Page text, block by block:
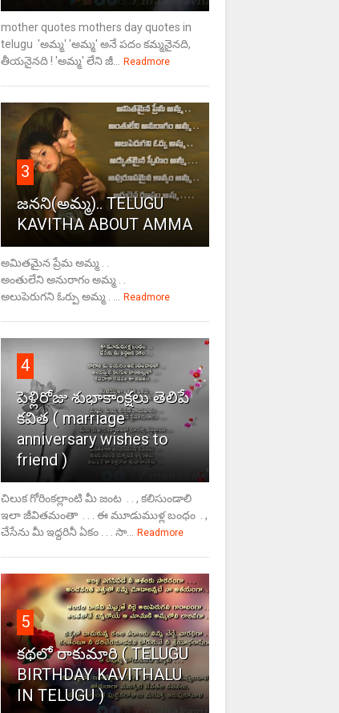
mother quotes mothers day quotes in
telugu 'అమ్మ' 'అమ్మ' అనే పదం కమ్మనైనది,
తీయనైనది ! 'అమ్మ' లేని జీ...
Readmore
3
జనని(అమ్మ).. TELUGU
KAVITHA ABOUT AMMA
అమితమైన ప్రేమ అమ్మ . .
అంతులేని అనురాగం అమ్మ . .
అలుపెరుగని ఓర్పు అమ్మ . ...
Readmore
4
పెళ్లిరోజు శుభాకాంక్షలు తెలిపే
కవిత ( marriage
anniversary wishes to
friend )
చిలుక గోరింకల్లాంటి మీ జంట . . , కలిసుండాలి
ఇలా జీవితమంతా . . . ఈ మూడుముళ్ల బంధం . ,
చేసేను మీ ఇద్దరినీ ఏకం . . . సా...
Readmore
5
కథలో రాకుమారి ( TELUGU
BIRTHDAY KAVITHALU
IN TELUGU )